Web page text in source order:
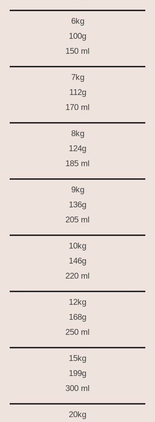
6kg
100g
150 ml
7kg
112g
170 ml
8kg
124g
185 ml
9kg
136g
205 ml
10kg
146g
220 ml
12kg
168g
250 ml
15kg
199g
300 ml
20kg